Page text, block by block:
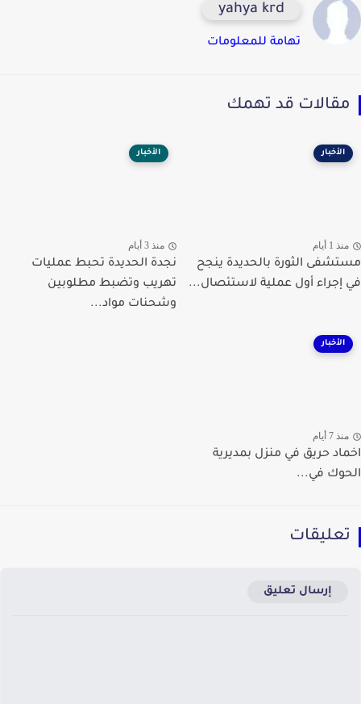
yahya krd
تهامة للمعلومات
قد تهمك
الأخبار
1 أيام
الثورة بالحديدة ينجح
أول عملية لاستئصال...
الأخبار
منذ 3 أيام
نجدة الحديدة تحبط عمليات
تهريب وتضبط مطلوبين
وشحنات مواد...
الأخبار
7 أيام
حريق في منزل بمديرية
في...
إرسال تعليق